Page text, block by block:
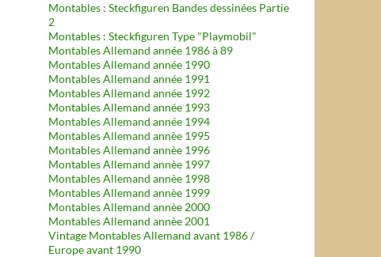
Montables : Steckfiguren Bandes dessinées Partie
2
Montables : Steckfiguren Type "Playmobil"
Montables Allemand année 1986 à 89
Montables Allemand année 1990
Montables Allemand année 1991
Montables Allemand année 1992
Montables Allemand année 1993
Montables Allemand année 1994
Montables Allemand annèe 1995
Montables Allemand annèe 1996
Montables Allemand annèe 1997
Montables Allemand annèe 1998
Montables Allemand annèe 1999
Montables Allemand annèe 2000
Montables Allemand annèe 2001
Vintage Montables Allemand avant 1986 /
Europe avant 1990